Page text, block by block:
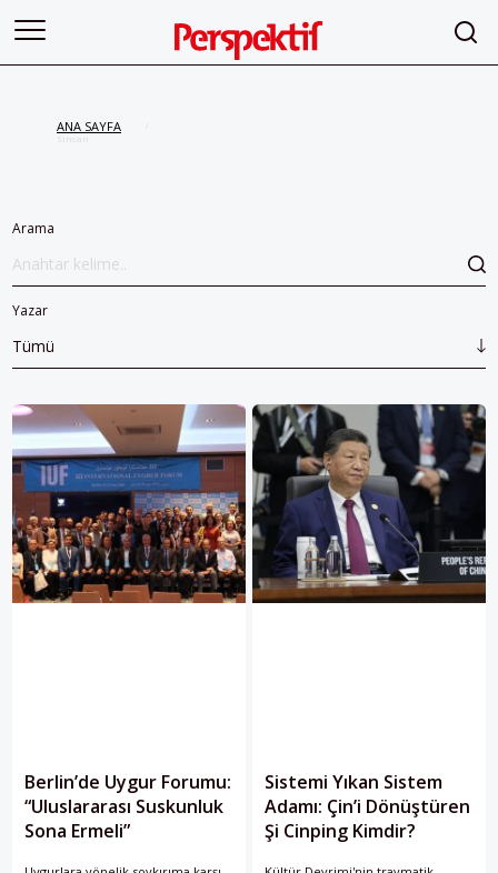
ANA SAYFA
Sincan
Arama
Yazar
Tümü
Berlin’de Uygur Forumu:
“Uluslararası Suskunluk
Sona Ermeli”
Sistemi Yıkan Sistem
Adamı: Çin’i Dönüştüren
Şi Cinping Kimdir?